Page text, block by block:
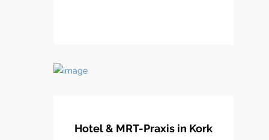
Hotel & MRT-Praxis in Kork